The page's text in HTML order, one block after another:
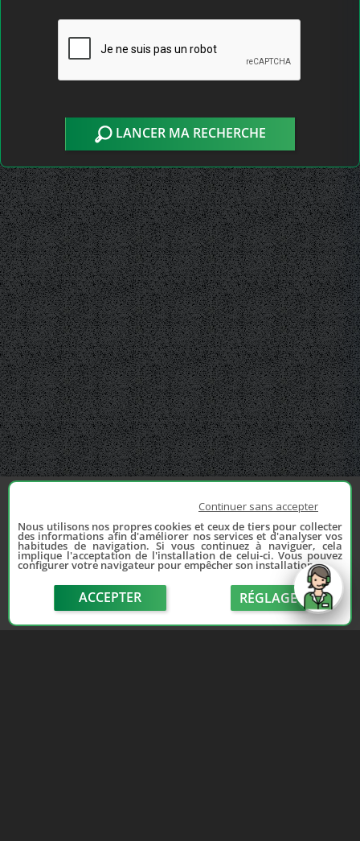
LANCER MA RECHERCHE
Continuer sans accepter
Nous utilisons nos propres cookies et ceux de tiers pour collecter
des informations afin d'améliorer nos services et d'analyser vos
habitudes de navigation. Si vous continuez à naviguer, cela
implique l'acceptation de l'installation de celui-ci. Vous pouvez
configurer votre navigateur pour empêcher son installation.
ACCEPTER RÉGLAGE